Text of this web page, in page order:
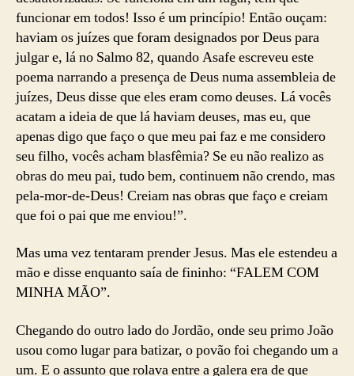
funcionar em todos! Isso é um princípio! Então ouçam:
haviam os juízes que foram designados por Deus para
julgar e, lá no Salmo 82, quando Asafe escreveu este
poema narrando a presença de Deus numa assembleia de
juízes, Deus disse que eles eram como deuses. Lá vocês
acatam a ideia de que lá haviam deuses, mas eu, que
apenas digo que faço o que meu pai faz e me considero
seu filho, vocês acham blasfêmia? Se eu não realizo as
obras do meu pai, tudo bem, continuem não crendo, mas
pela-mor-de-Deus! Creiam nas obras que faço e creiam
que foi o pai que me enviou!”.
Mas uma vez tentaram prender Jesus. Mas ele estendeu a
mão e disse enquanto saía de fininho: “FALEM COM
MINHA MÃO”.
Chegando do outro lado do Jordão, onde seu primo João
usou como lugar para batizar, o povão foi chegando um a
um. E o assunto que rolava entre a galera era de que